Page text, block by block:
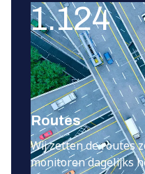
1.124
Routes
Wij zetten de routes
monitoren dagelijks